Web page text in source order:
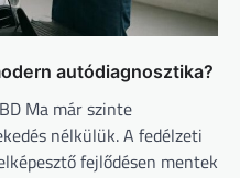
autódiagnosztika?
Ma már szinte
nélkülük. A fedélzeti
fejlődésen mentek